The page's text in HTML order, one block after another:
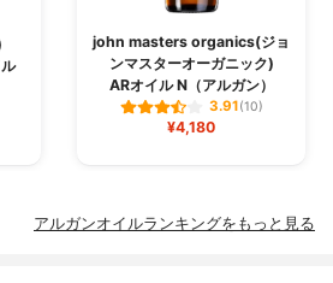
john masters organics(ジョ
ンマスターオーガニック)
ARオイル N（アルガン）
3.91(10)
¥4,180
アルガンオイルランキングをもっと見る